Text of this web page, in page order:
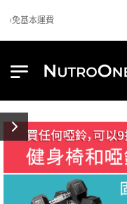
免基本運費